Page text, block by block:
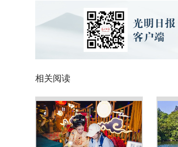
相关阅读